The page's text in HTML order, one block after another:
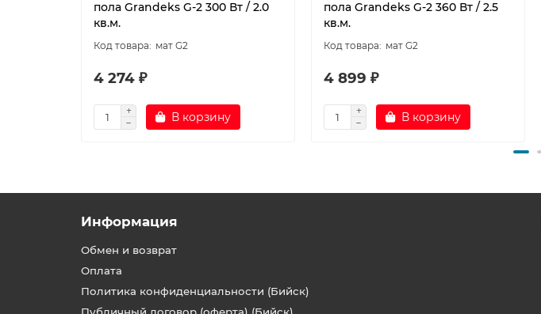
пола Grandeks G-2 300 Вт / 2.0
кв.м.
мат G2
4 274 ₽
В корзину
пола Grandeks G-2 360 Вт / 2.5
кв.м.
мат G2
4 899 ₽
В корзину
Информация
Обмен и возврат
Оплата
Политика конфиденциальности (Бийск)